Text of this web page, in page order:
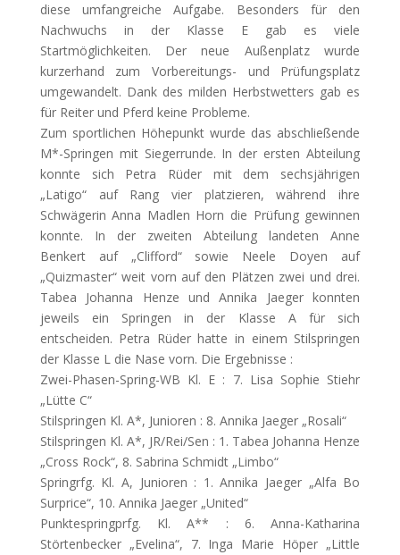
diese umfangreiche Aufgabe. Besonders für den
Nachwuchs in der Klasse E gab es viele
Startmöglichkeiten. Der neue Außenplatz wurde
kurzerhand zum Vorbereitungs- und Prüfungsplatz
umgewandelt. Dank des milden Herbstwetters gab es
für Reiter und Pferd keine Probleme.
Zum sportlichen Höhepunkt wurde das abschließende
M*-Springen mit Siegerrunde. In der ersten Abteilung
konnte sich Petra Rüder mit dem sechsjährigen
„Latigo“ auf Rang vier platzieren, während ihre
Schwägerin Anna Madlen Horn die Prüfung gewinnen
konnte. In der zweiten Abteilung landeten Anne
Benkert auf „Clifford“ sowie Neele Doyen auf
„Quizmaster“ weit vorn auf den Plätzen zwei und drei.
Tabea Johanna Henze und Annika Jaeger konnten
jeweils ein Springen in der Klasse A für sich
entscheiden. Petra Rüder hatte in einem Stilspringen
der Klasse L die Nase vorn. Die Ergebnisse :
Zwei-Phasen-Spring-WB Kl. E : 7. Lisa Sophie Stiehr
„Lütte C“
Stilspringen Kl. A*, Junioren : 8. Annika Jaeger „Rosali“
Stilspringen Kl. A*, JR/Rei/Sen : 1. Tabea Johanna Henze
„Cross Rock“, 8. Sabrina Schmidt „Limbo“
Springrfg. Kl. A, Junioren : 1. Annika Jaeger „Alfa Bo
Surprice“, 10. Annika Jaeger „United“
Punktespringprfg. Kl. A** : 6. Anna-Katharina
Störtenbecker „Evelina“, 7. Inga Marie Höper „Little